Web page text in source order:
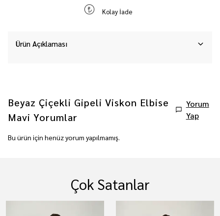
Kolay İade
Ürün Açıklaması
Beyaz Çiçekli Gipeli Viskon Elbise
Mavi Yorumlar
Yorum
Yap
Bu ürün için henüz yorum yapılmamış.
Çok Satanlar